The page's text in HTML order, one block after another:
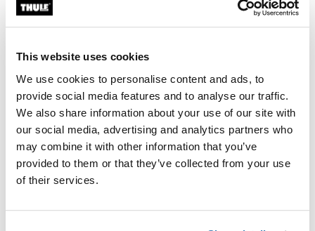
This website uses cookies
We use cookies to personalise content and ads, to
provide social media features and to analyse our traffic.
We also share information about your use of our site with
our social media, advertising and analytics partners who
may combine it with other information that you’ve
provided to them or that they’ve collected from your use
of their services.